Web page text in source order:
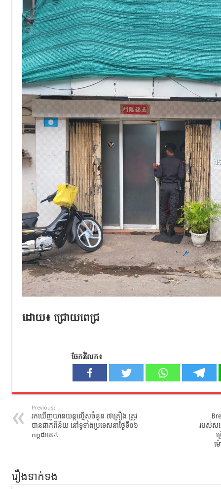
ដោយ៖ ជ្រោយពេជ្រ
ចែករំលែក៖
Previous:
រកឃើញយានយន្តល្មើសចំនួន ៧គ្រឿង ត្រូវ
បានផាកពិន័យ នៅទូទាំងប្រទេសនាថ្ងៃទី០៦​
កក្ដដា​នេះ!
របស់សម្
ម៉
រឿងទាក់ទង